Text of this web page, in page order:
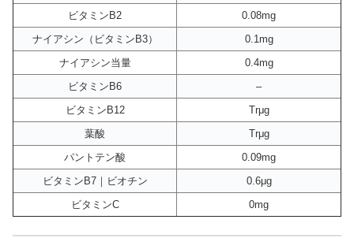
ビタミンB2
0.08mg
ナイアシン（ビタミンB3）
0.1mg
ナイアシン当量
0.4mg
ビタミンB6
–
ビタミンB12
Trμg
葉酸
Trμg
パントテン酸
0.09mg
ビタミンB7｜ビオチン
0.6μg
ビタミンC
0mg